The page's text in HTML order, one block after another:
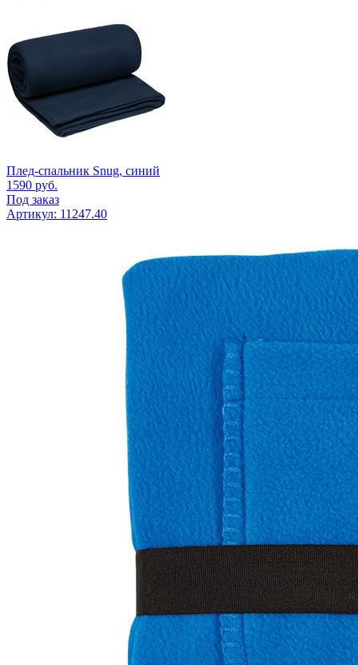
Плед-спальник Snug, синий
1590 руб.
Под заказ
Артикул: 11247.40